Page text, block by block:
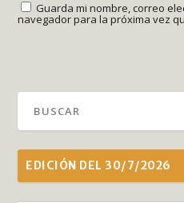
Guarda mi nombre, correo
navegador para la próxima vez
EDICIÓN DEL 30/7/2026